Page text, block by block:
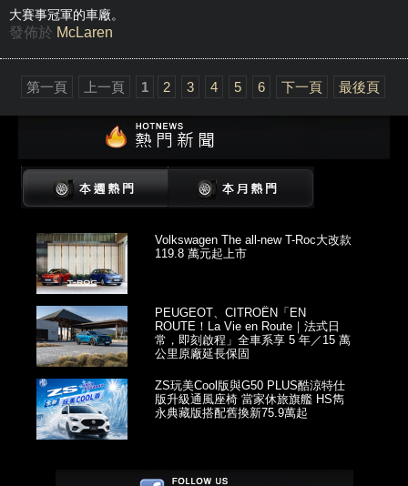
大賽事冠軍的車廠。
發佈於 McLaren
第一頁 上一頁 1 2 3 4 5 6 下一頁 最後頁
Volkswagen The all-new T-Roc大改款
119.8 萬元起上市
PEUGEOT、CITROËN「EN
ROUTE！La Vie en Route｜法式日
常，即刻啟程」全車系享 5 年／15 萬
公里原廠延長保固
ZS玩美Cool版與G50 PLUS酷涼特仕
版升級通風座椅 當家休旅旗艦 HS雋
永典藏版搭配舊換新75.9萬起